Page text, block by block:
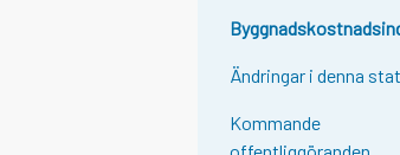
Ändringar i denna
Kommande